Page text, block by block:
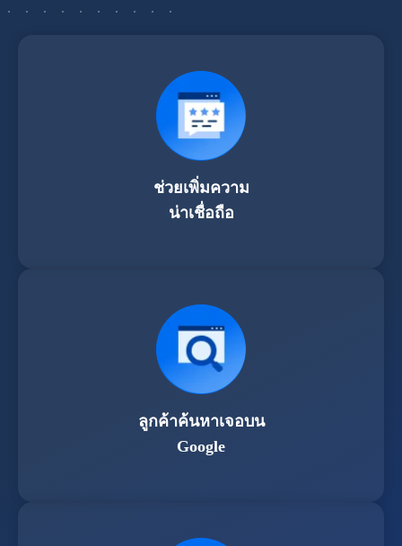
ช่วยเพิ่มความ
น่าเชื่อถือ
ลูกค้าค้นหาเจอบน
Google